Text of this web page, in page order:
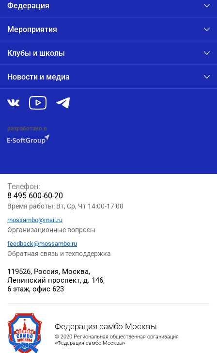
Федерация
Мероприятия
Клубы и школы
Новости и медиа
разработано в
Федерация самбо Москвы
© 2020 Региональная общественная организация
«Федерация самбо Москвы»
119526, Россия, Москва,
Ленинский проспект, д. 146,
6 этаж, офис 623
Телефон:
8 495 600-60-20
Время работы: Вт, Ср, Чт 14:00-17:00
mossambo@mail.ru
Организационные вопросы
feedback@mossambo.ru
Обратная связь и техподдержка